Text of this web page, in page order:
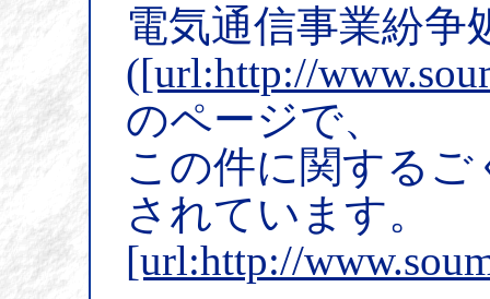
電気通信事業紛争
([url:http://
のページで、
この件に関する
されています。
[url:http://